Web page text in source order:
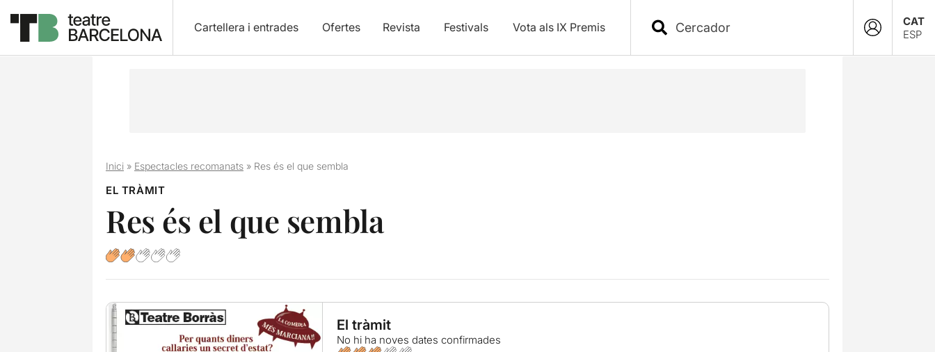
Cartellera i entrades Ofertes Revista Festivals Vota als IX Premis
CAT
ESP
Inici» Espectacles recomanats» Res és el que sembla
EL TRÀMIT
Res és el que sembla
El tràmit
No hi ha noves dates confirmades